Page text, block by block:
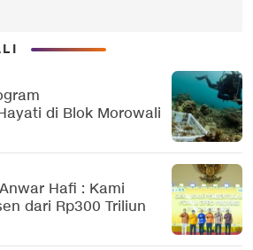
di Blok Morowali
Hafi : Kami
dari Rp300 Triliun